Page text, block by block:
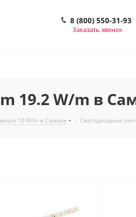
8 (800) 550-31-93
Заказать звонок
19.2 W/m в
10 W/m в Самаре - Светодиодные